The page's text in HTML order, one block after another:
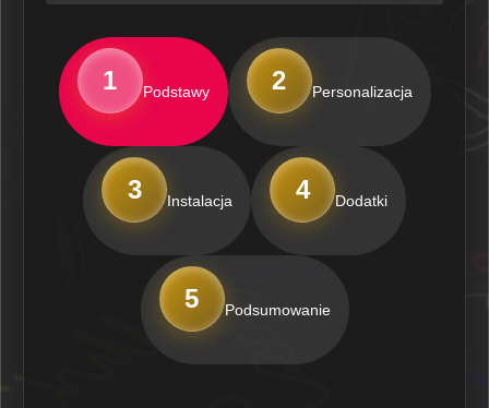
1 Podstawy 2 Personalizacja
3 Instalacja 4 Dodatki
5 Podsumowanie